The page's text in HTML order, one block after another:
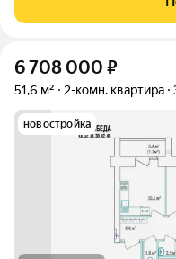
созданный в формате
6 708 000 ₽
51,6 м² 2-комн. квартира
новостройка